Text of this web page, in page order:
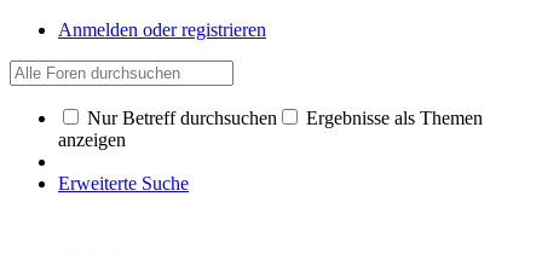
Anmelden oder registrieren
Nur Betreff durchsuchen
Ergebnisse als Themen
anzeigen
Erweiterte Suche